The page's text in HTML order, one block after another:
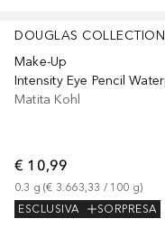
DOUGLAS COLLECTION
Make-Up
Matita Kohl
€ 10,99
0.3 g (€ 3.663,33 / 100 g)
ESCLUSIVA
SORPRESA